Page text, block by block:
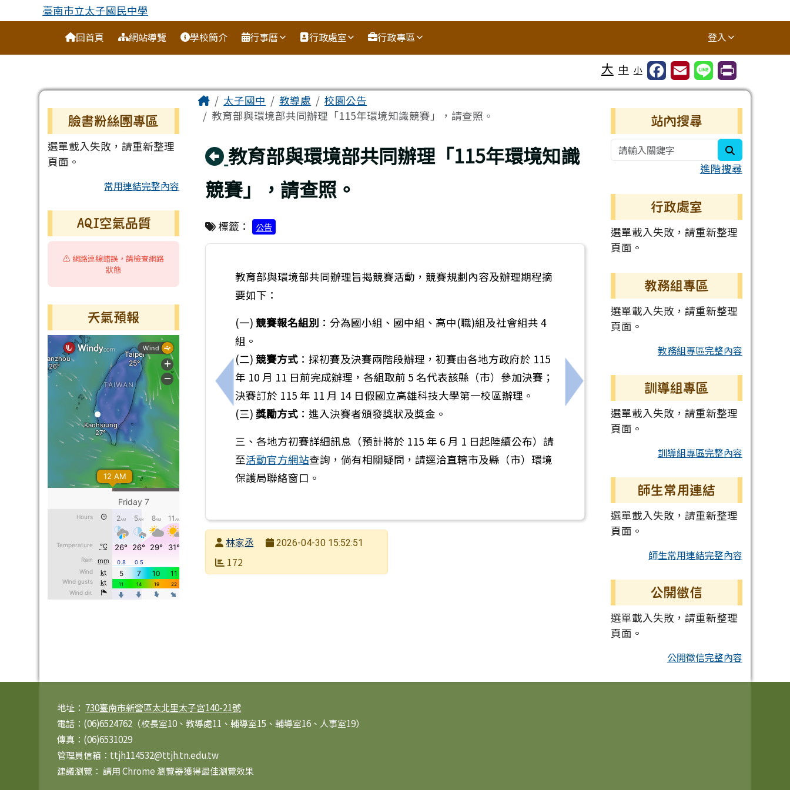
跳至主內容區
臺南市立太子國民中學
臺南市立太子國民中學
回首頁 網站導覽 學校簡介 行事曆 行政處室 行政專區 登入
大 中 小
左邊區域內容
臉書粉絲團專區
選單載入失敗，請重新整理
頁面。
常用連結完整內容
AQI空氣品質
⚠️ 網路連線錯誤，請檢查網路
狀態
天氣預報
主內容區域
Home太子國中 教導處
校園公告
教育部與環境部共同辦理「115年環境知識競賽」，請查照。
回上頁
教育部與環境部共同辦理「115年環境知識
競賽」，請查照。
標籤： 公告
上一筆：檢送本市辦理115年度「防制校園霸凌家長研習會」實施計畫，請查照
教育部與環境部共同辦理旨揭競賽活動，競賽規劃內容及辦理期程摘
要如下：
(一)競賽報名組別 ：分為國小組、國中組、高中(職)組及社會組共 4
組。
(二)競賽方式 ：採初賽及決賽兩階段辦理，初賽由各地方政府於 115
年 10 月 11 日前完成辦理，各組取前 5 名代表該縣（市）參加決賽；
決賽訂於 115 年 11 月 14 日假國立高雄科技大學第一校區辦理。
(三)獎勵方式 ：進入決賽者頒發獎狀及獎金。
三、各地方初賽詳細訊息（預計將於 115 年 6 月 1 日起陸續公布）請
至活動官方網站查詢，倘有相關疑問，請逕洽直轄市及縣（市）環境
保護局聯絡窗口。
下一筆：為維行車安全，請查照微型電動二
發布者林家丞
發布日期
2026-04-30 15:52:51
瀏覽次數
172
右邊區域內容
站內搜尋
進階搜尋
行政處室
選單載入失敗，請重新整理
頁面。
教務組專區
選單載入失敗，請重新整理
頁面。
教務組專區完整內容
訓導組專區
選單載入失敗，請重新整理
頁面。
訓導組專區完整內容
師生常用連結
選單載入失敗，請重新整理
頁面。
師生常用連結完整內容
公開徵信
選單載入失敗，請重新整理
頁面。
公開徵信完整內容
頁尾區域
頁尾區域內容
地址： 730臺南市新營區太北里太子宮140-21號
電話：(06)6524762（校長室10、教導處11、輔導室15、輔導室16、人事室19）
傳真：(06)6531029
管理員信箱：ttjh114532@ttjh.tn.edu.tw
建議瀏覽： 請用Chrome瀏覽器獲得最佳瀏覽效果